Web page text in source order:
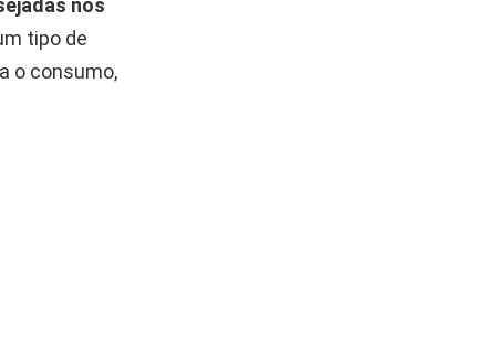
nos
tipo de
o consumo,